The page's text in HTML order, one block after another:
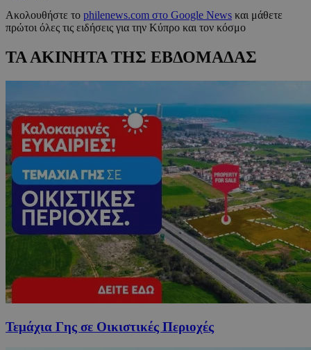
Ακολουθήστε το philenews.com στο Google News και μάθετε
πρώτοι όλες τις ειδήσεις για την Κύπρο και τον κόσμο
ΤΑ ΑΚΙΝΗΤΑ ΤΗΣ ΕΒΔΟΜΑΔΑΣ
Τεμάχια Γης σε Οικιστικές Περιοχές